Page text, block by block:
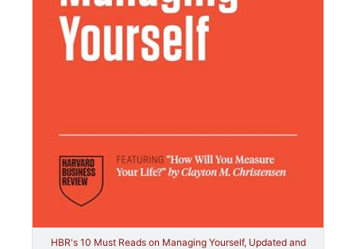
HBR's 10 Must Reads on Managing Yourself, Updated and